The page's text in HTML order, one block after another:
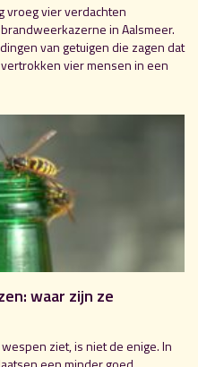
vroeg vier verdachten
in Aalsmeer.
van getuigen die zagen dat
vier mensen in een
waar zijn ze
ziet, is niet de enige. In